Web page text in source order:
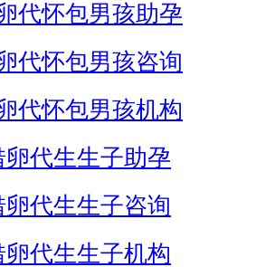
代怀包男孩助孕
代怀包男孩咨询
代怀包男孩机构
卵代生生子助孕
代生生子咨询
代生生子机构